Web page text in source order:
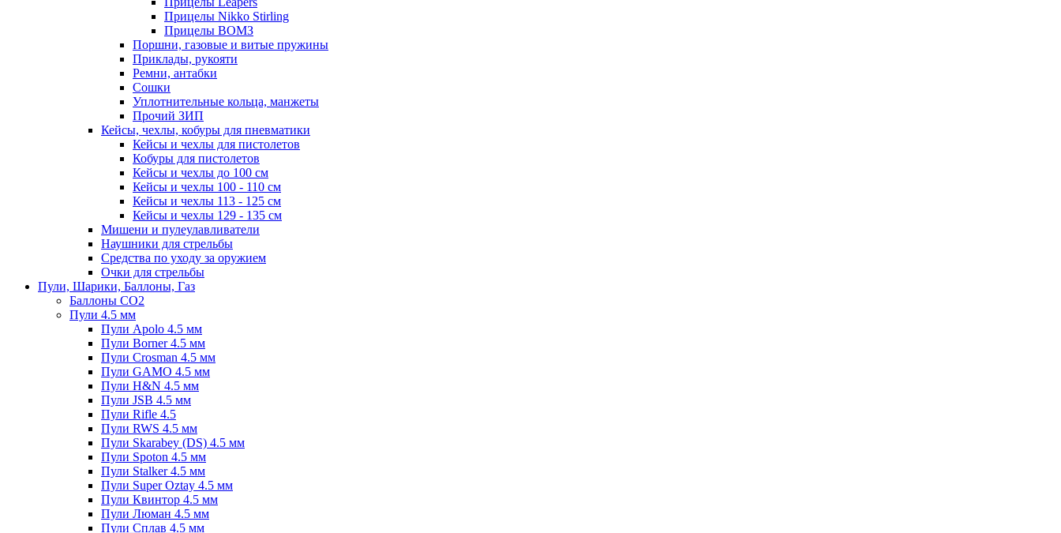
Прицелы Nikko Stirling
Прицелы ВОМЗ
Поршни, газовые и витые пружины
Приклады, рукояти
Ремни, антабки
Сошки
Уплотнительные кольца, манжеты
Прочий ЗИП
Кейсы, чехлы, кобуры для пневматики
Кейсы и чехлы для пистолетов
Кобуры для пистолетов
Кейсы и чехлы до 100 см
Кейсы и чехлы 100 - 110 см
Кейсы и чехлы 113 - 125 см
Кейсы и чехлы 129 - 135 см
Мишени и пулеулавливатели
Наушники для стрельбы
Средства по уходу за оружием
Очки для стрельбы
Пули, Шарики, Баллоны, Газ
Баллоны CO2
Пули 4.5 мм
Пули Apolo 4.5 мм
Пули Borner 4.5 мм
Пули Crosman 4.5 мм
Пули GAMO 4.5 мм
Пули H&N 4.5 мм
Пули JSB 4.5 мм
Пули Rifle 4.5
Пули RWS 4.5 мм
Пули Skarabey (DS) 4.5 мм
Пули Spoton 4.5 мм
Пули Stalker 4.5 мм
Пули Super Oztay 4.5 мм
Пули Квинтор 4.5 мм
Пули Люман 4.5 мм
Пули Сплав 4.5 мм